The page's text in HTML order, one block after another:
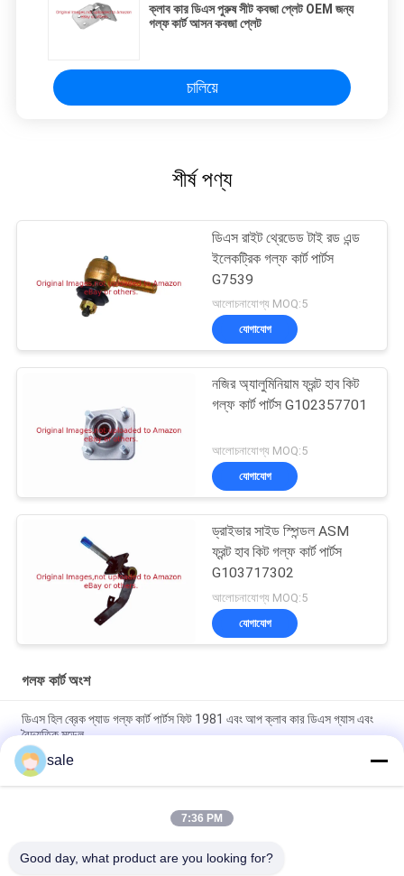
ক্লাব কার ডিএস পুরুষ সীট কবজা প্লেট OEM জন্য
গল্ফ কার্ট আসন কবজা প্লেট
চালিয়ে
শীর্ষ পণ্য
ডিএস রাইট থ্রেডেড টাই রড এন্ড
ইলেকট্রিক গল্ফ কার্ট পার্টস
G7539
আলোচনাযোগ্য MOQ:5
যোগাযোগ
নজির অ্যালুমিনিয়াম ফ্রন্ট হাব কিট
গল্ফ কার্ট পার্টস G102357701
আলোচনাযোগ্য MOQ:5
যোগাযোগ
ড্রাইভার সাইড স্পিন্ডল ASM
ফ্রন্ট হাব কিট গল্ফ কার্ট পার্টস
G103717302
আলোচনাযোগ্য MOQ:5
যোগাযোগ
গলফ কার্ট অংশ
ডিএস হিল ব্রেক প্যাড গল্ফ কার্ট পার্টস ফিট 1981 এবং আপ ক্লাব কার ডিএস গ্যাস এবং
বৈদ্যুতিক মডেল
গল্ফ কার্ট পার্টস G1011415 ফিটস ক্লাব কার জি ই ডি এস শক অ্যাবসোর্বার বুশিং কিট 2
টি আঠালো 2 প্যাড 2 বাদাম সহ
গল্ফ কার্ট পার্টস ব্রেক ক্যাবল কিট G1011403 ফিটস ক্লাব গাড়ী গ্যাস এবং বৈদ্যুতিক
sale
7:36 PM
Good day, what product are you looking for?